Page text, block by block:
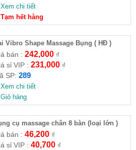
chi tiết
hết hàng
Vibro Shape Massage Bụng ( HĐ )
bán : 242,000₫
sỉ VIP : 231,000₫
SP: 289
chi tiết
hàng
cụ massage chân 8 bàn (loại lớn )
bán : 46,200₫
sỉ VIP : 40,700₫